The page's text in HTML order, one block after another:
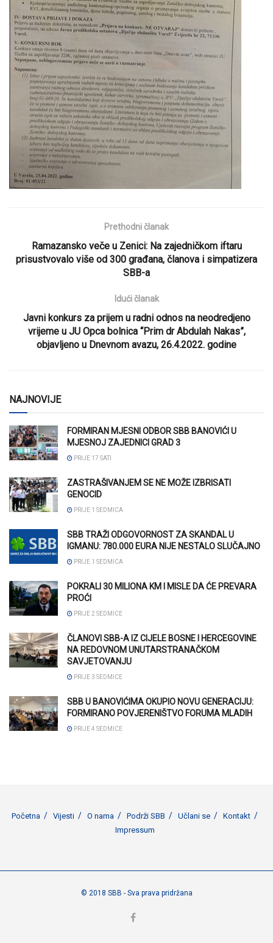
Prethodni članak
Ramazansko veče u Zenici: Na zajedničkom iftaru
prisustvovalo više od 300 građana, članova i simpatizera
SBB-a
Idući članak
Javni konkurs za prijem u radni odnos na neodredjeno
vrijeme u JU Opca bolnica “Prim dr Abdulah Nakas”,
objavljeno u Dnevnom avazu, 26.4.2022. godine
NAJNOVIJE
FORMIRAN MJESNI ODBOR SBB BANOVIĆI U
MJESNOJ ZAJEDNICI GRAD 3
PRIJE 17 SATI
ZASTRAŠIVANJEM SE NE MOŽE IZBRISATI
GENOCID
PRIJE 1 SEDMICA
SBB TRAŽI ODGOVORNOST ZA SKANDAL U
IGMANU: 780.000 EURA NIJE NESTALO SLUČAJNO
PRIJE 1 SEDMICA
POKRALI 30 MILIONA KM I MISLE DA ĆE PREVARA
PROĆI
PRIJE 2 SEDMICE
ČLANOVI SBB-A IZ CIJELE BOSNE I HERCEGOVINE
NA REDOVNOM UNUTARSTRANAČKOM
SAVJETOVANJU
PRIJE 3 SEDMICE
SBB U BANOVIĆIMA OKUPIO NOVU GENERACIJU:
FORMIRANO POVJERENIŠTVO FORUMA MLADIH
PRIJE 4 SEDMICE
Početna Vijesti O nama Podrži SBB Učlani se
Kontakt
Impressum
© 2018 SBB - Sva prava pridržana